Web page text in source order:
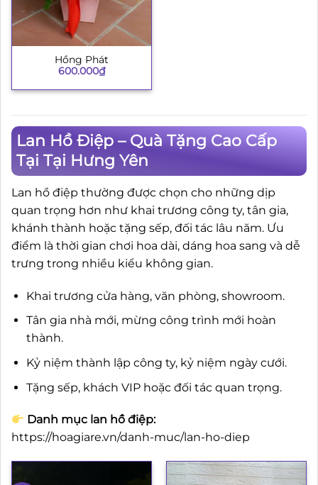
Hồng Phát
600.000₫
Lan Hồ Điệp – Quà Tặng Cao Cấp
Tại Tại Hưng Yên
Lan hồ điệp thường được chọn cho những dịp
quan trọng hơn như khai trương công ty, tân gia,
khánh thành hoặc tặng sếp, đối tác lâu năm. Ưu
điểm là thời gian chơi hoa dài, dáng hoa sang và dễ
trưng trong nhiều kiểu không gian.
Khai trương cửa hàng, văn phòng, showroom.
Tân gia nhà mới, mừng công trình mới hoàn
thành.
Kỷ niệm thành lập công ty, kỷ niệm ngày cưới.
Tặng sếp, khách VIP hoặc đối tác quan trọng.
Danh mục lan hồ điệp:
https://hoagiare.vn/danh-muc/lan-ho-diep